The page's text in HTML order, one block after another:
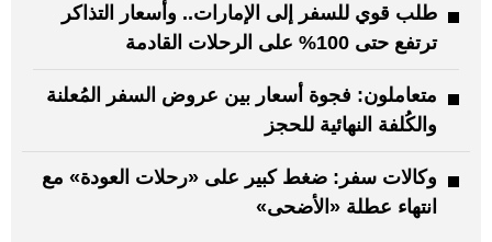
طلب قوي للسفر إلى الإمارات.. وأسعار التذاكر
ترتفع حتى 100% على الرحلات القادمة
متعاملون: فجوة أسعار بين عروض السفر المُعلنة
والكُلفة النهائية للحجز
وكالات سفر: ضغط كبير على «رحلات العودة» مع
انتهاء عطلة «الأضحى»